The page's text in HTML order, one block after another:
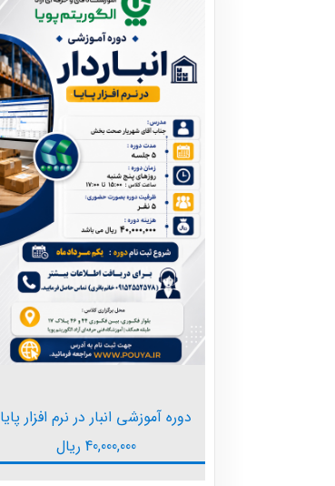
دوره آموزشی انبار در نرم افزار پایا
40,000,000 ریال